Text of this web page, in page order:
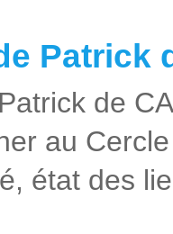
Patrick
de
au
état des